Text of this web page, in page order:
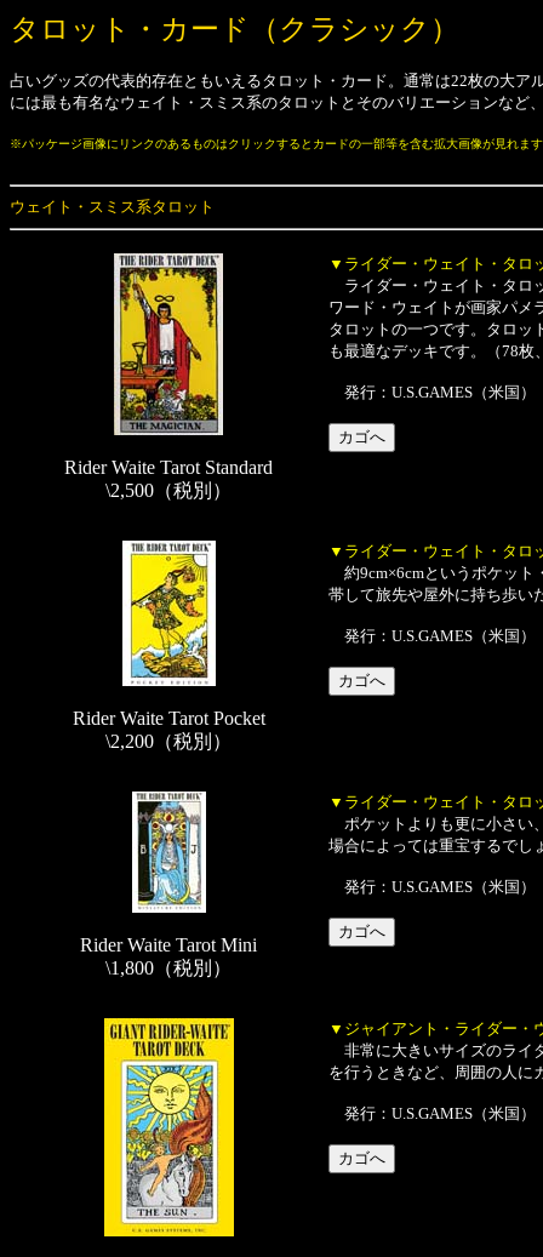
タロット・カード（クラシック）
占いグッズの代表的存在ともいえるタロット・カード。通常は22枚の大
には最も有名なウェイト・スミス系のタロットとそのバリエーションなど
※パッケージ画像にリンクのあるものはクリックするとカードの一部等を含む拡大画像が見れ
ウェイト・スミス系タロット
Rider Waite Tarot Standard
\2,500（税別）
▼ライダー・ウェイト・タロ
ライダー・ウェイト・タロ
ワード・ウェイトが画家パメ
タロットの一つです。タロッ
も最適なデッキです。（78枚
発行：U.S.GAMES（米国）
Rider Waite Tarot Pocket
\2,200（税別）
▼ライダー・ウェイト・タロ
約9cm×6cmというポケット
帯して旅先や屋外に持ち歩い
発行：U.S.GAMES（米国）
Rider Waite Tarot Mini
\1,800（税別）
▼ライダー・ウェイト・タロ
ポケットよりも更に小さい
場合によっては重宝するでし
発行：U.S.GAMES（米国）
▼ジャイアント・ライダー・
非常に大きいサイズのライ
を行うときなど、周囲の人に
発行：U.S.GAMES（米国）